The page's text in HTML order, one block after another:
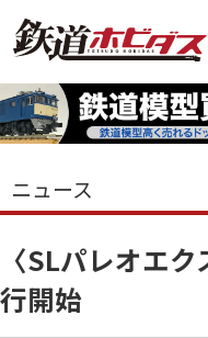
ニュース
〈SLパレオエ
行開始